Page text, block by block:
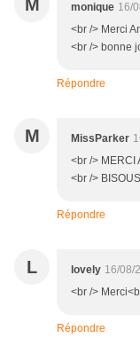
M monique 16/
<br /> Merci
<br /> bonne
Répondre
M MissParker
<br /> MERCI
<br />
Répondre
L lovely 16/08/
<br />
Répondre